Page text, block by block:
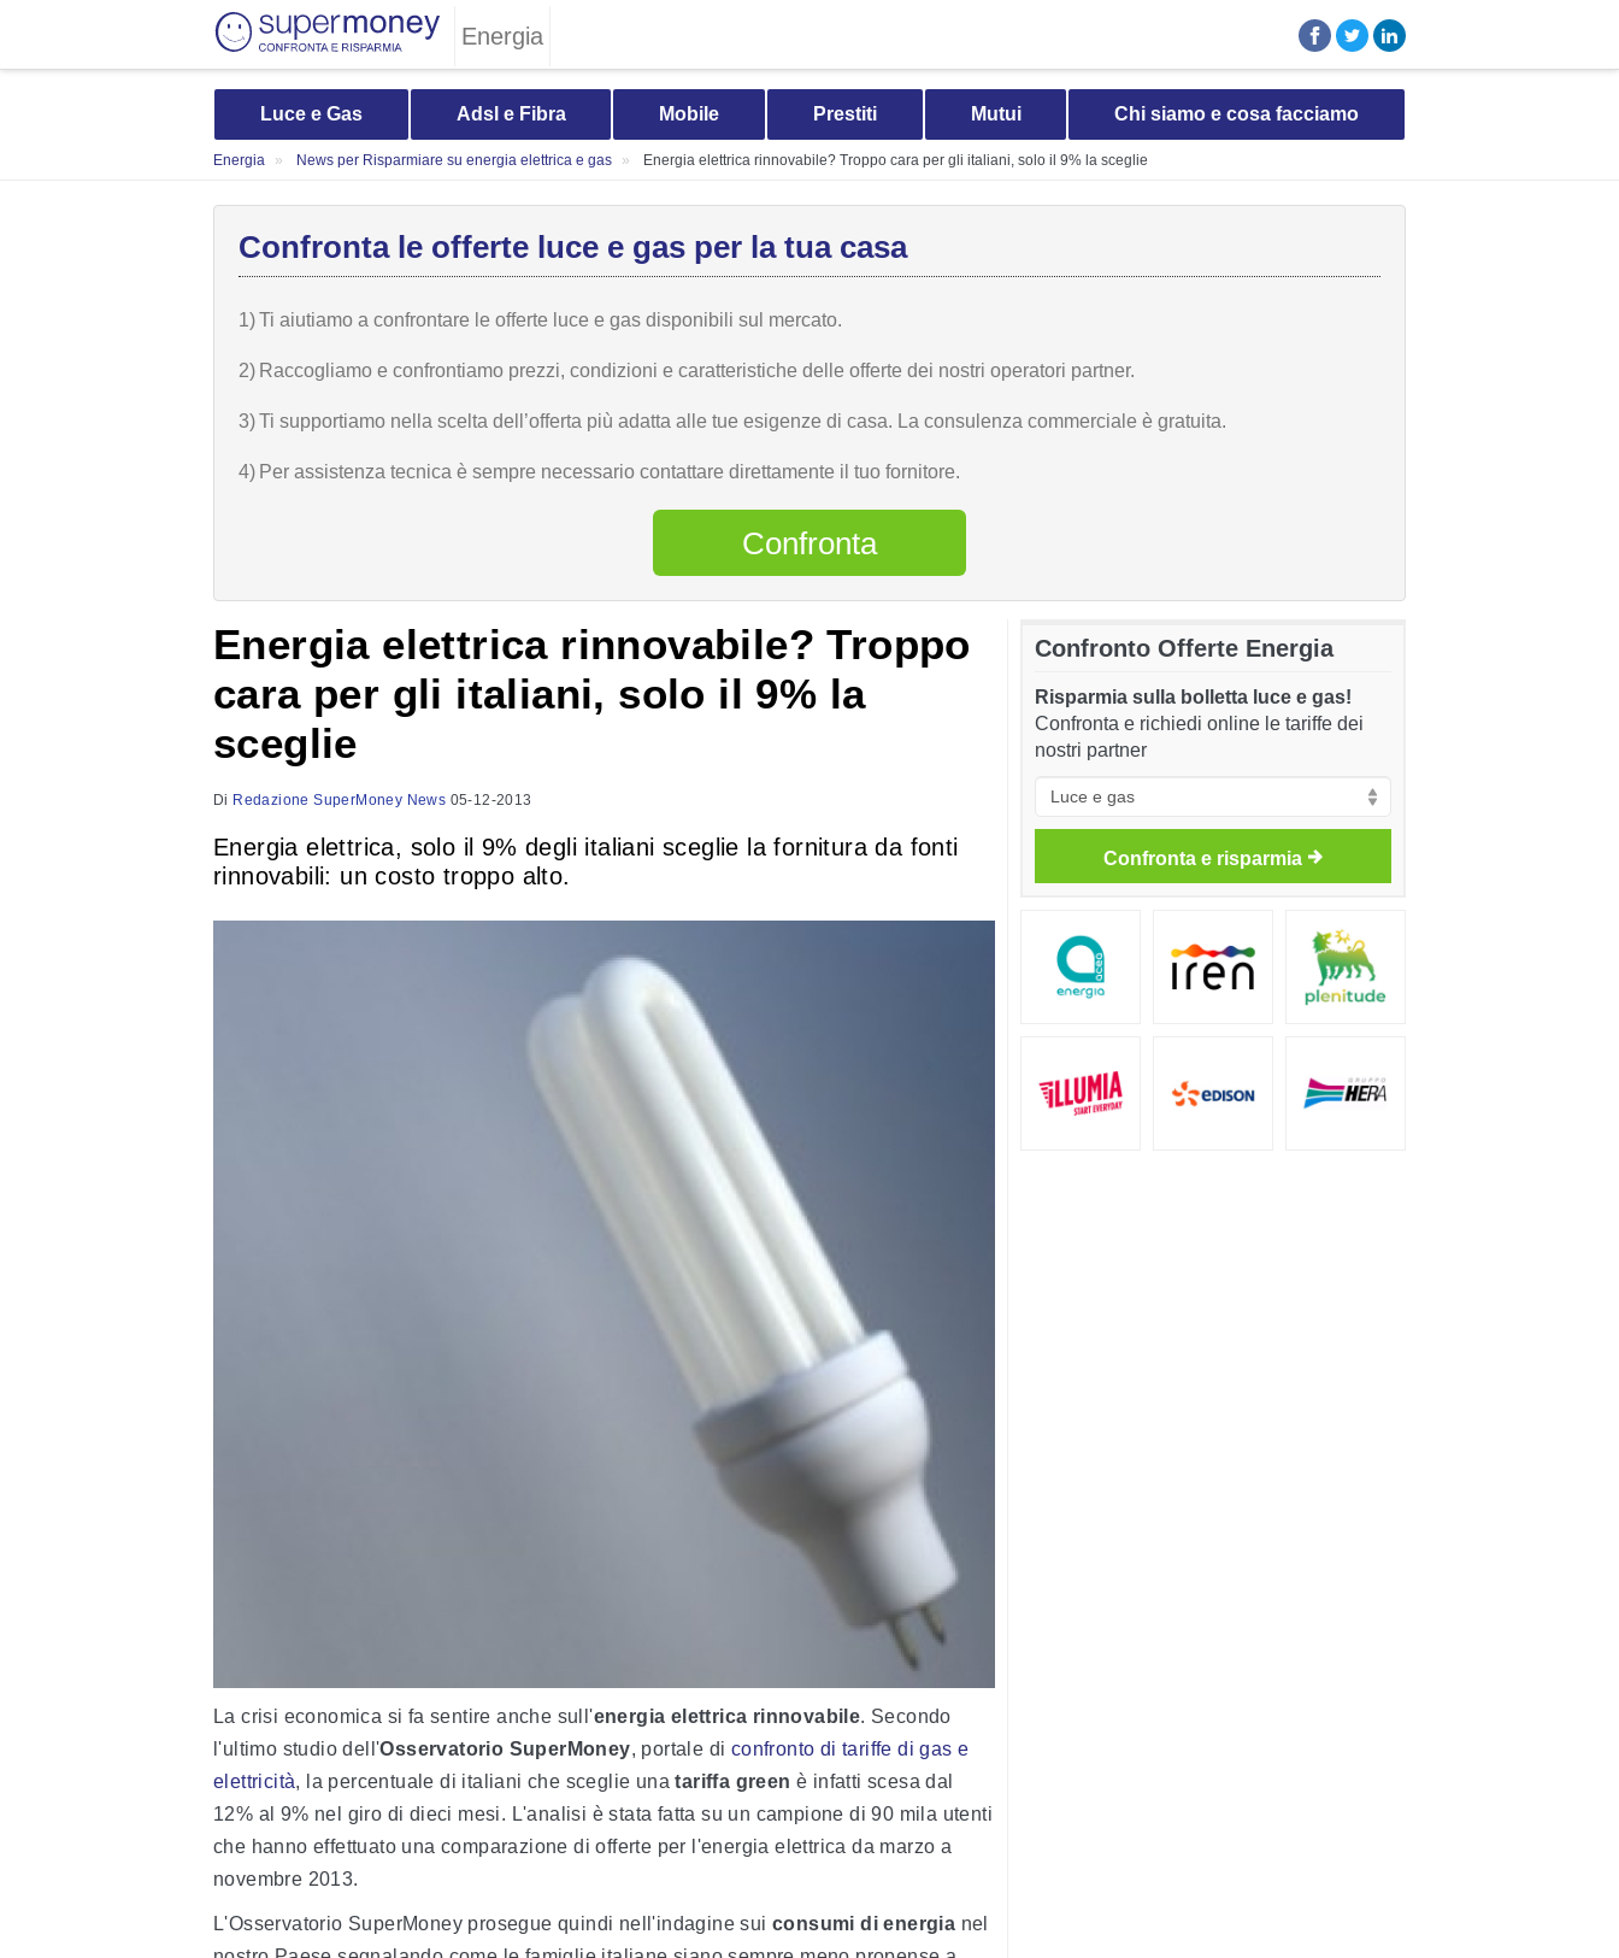
Energia
Luce e Gas Adsl e Fibra Mobile Prestiti Mutui Chi siamo e cosa facciamo
Energia News per Risparmiare su energia elettrica e gas Energia elettrica rinnovabile? Troppo cara per gli italiani, solo il 9% la sceglie
Confronta le offerte luce e gas per la tua casa
1)Ti aiutiamo a confrontare le offerte luce e gas disponibili sul mercato.
2) Raccogliamo e confrontiamo prezzi, condizioni e caratteristiche delle offerte dei nostri operatori partner.
3)Ti supportiamo nella scelta dell’offerta più adatta alle tue esigenze di casa. La consulenza commerciale è gratuita.
4) Per assistenza tecnica è sempre necessario contattare direttamente il tuo fornitore.
Confronta
Energia elettrica rinnovabile? Troppo
cara per gli italiani, solo il 9% la
sceglie
Di Redazione SuperMoney News 05-12-2013
Energia elettrica, solo il 9% degli italiani sceglie la fornitura da fonti
rinnovabili: un costo troppo alto.
La crisi economica si fa sentire anche sull'energia elettrica rinnovabile. Secondo
l'ultimo studio dell'Osservatorio SuperMoney, portale di confronto di tariffe di gas e
elettricità, la percentuale di italiani che sceglie unatariffa green è infatti scesa dal
12% al 9% nel giro di dieci mesi. L'analisi è stata fatta su un campione di 90 mila utenti
che hanno effettuato una comparazione di offerte per l'energia elettrica da marzo a
novembre 2013.
L'Osservatorio SuperMoney prosegue quindi nell'indagine sui consumi di energia nel
Confronto Offerte Energia
Risparmia sulla bolletta luce e gas!
Confronta e richiedi online le tariffe dei
nostri partner
Confronta e risparmia